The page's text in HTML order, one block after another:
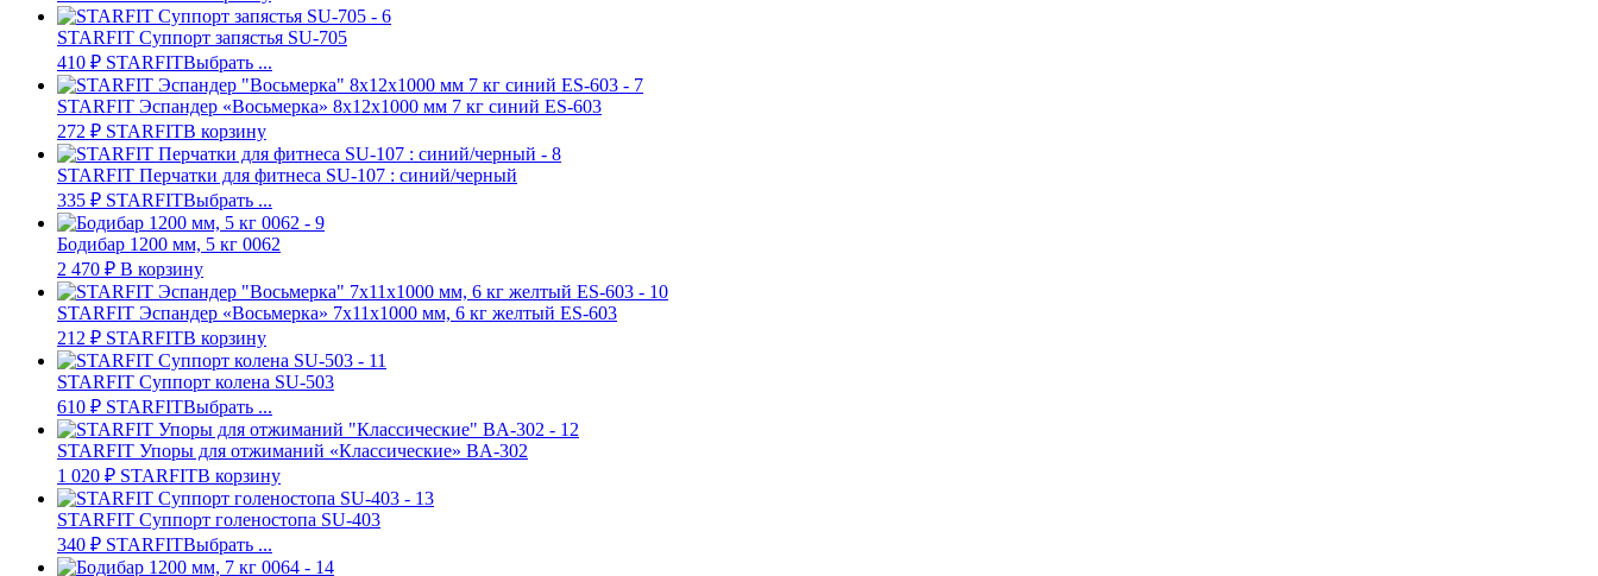
STARFIT Суппорт запястья SU-705
410 ₽ STARFITВыбрать ...
STARFIT Эспандер «Восьмерка» 8х12х1000 мм 7 кг синий ES-603
272 ₽ STARFITВ корзину
STARFIT Перчатки для фитнеса SU-107 : синий/черный
335 ₽ STARFITВыбрать ...
Бодибар 1200 мм, 5 кг 0062
2 470 ₽ В корзину
STARFIT Эспандер «Восьмерка» 7х11х1000 мм, 6 кг желтый ES-603
212 ₽ STARFITВ корзину
STARFIT Суппорт колена SU-503
610 ₽ STARFITВыбрать ...
STARFIT Упоры для отжиманий «Классические» BA-302
1 020 ₽ STARFITВ корзину
STARFIT Суппорт голеностопа SU-403
340 ₽ STARFITВыбрать ...